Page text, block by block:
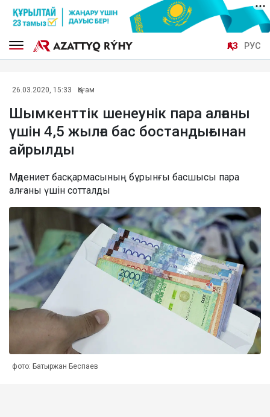
ҚАЗ РУС
26.03.2020, 15:33 Қоғам
Шымкенттік шенеунік пара алғаны
үшін 4,5 жылға бас бостандығынан
айрылды
Мәдениет басқармасының бұрынғы басшысы пара
алғаны үшін сотталды
фото: Батыржан Беспаев